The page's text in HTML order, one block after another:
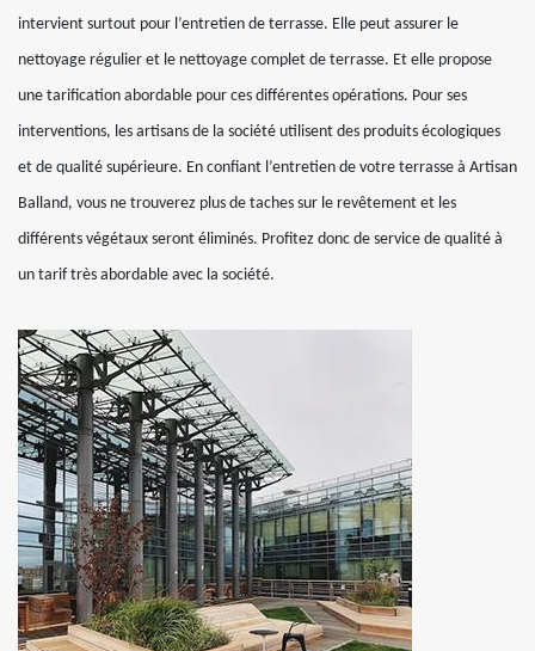
intervient surtout pour l’entretien de terrasse. Elle peut assurer le
nettoyage régulier et le nettoyage complet de terrasse. Et elle propose
une tarification abordable pour ces différentes opérations. Pour ses
interventions, les artisans de la société utilisent des produits écologiques
et de qualité supérieure. En confiant l’entretien de votre terrasse à Artisan
Balland, vous ne trouverez plus de taches sur le revêtement et les
différents végétaux seront éliminés. Profitez donc de service de qualité à
un tarif très abordable avec la société.